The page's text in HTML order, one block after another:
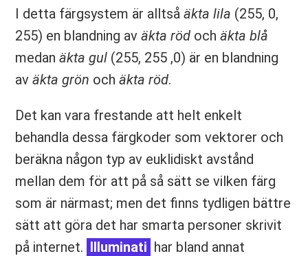
I detta färgsystem är alltsåäkta lila (255, 0,
255) en blandning aväkta röd ochäkta blå
medanäkta gul (255, 255 ,0) är en blandning
aväkta grön ochäkta röd.
Det kan vara frestande att helt enkelt
behandla dessa färgkoder som vektorer och
beräkna någon typ av euklidiskt avstånd
mellan dem för att på så sätt se vilken färg
som är närmast; men det finns tydligen bättre
sätt att göra det har smarta personer skrivit
på internet. Illuminati har bland annat